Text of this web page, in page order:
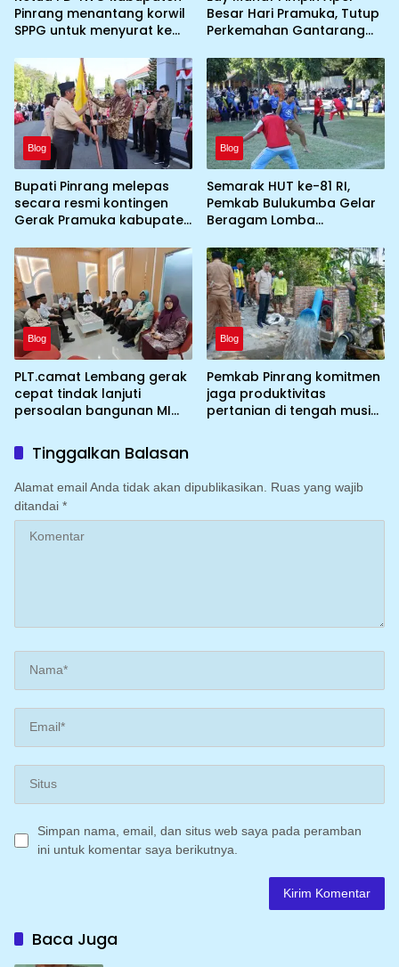
Pinrang menantang korwil
SPPG untuk menyurat ke
yang tidak memenuhi
syarat standar dan
persyaratan teknis
Besar Hari Pramuka, Tutup
Perkemahan Gantarang
Jamnas XII 2026
Blog
Bupati Pinrang melepas
secara resmi kontingen
Gerak Pramuka kabupaten
Nasional ke XII kebumi
perkemahan Cibubur
Blog
Semarak HUT ke-81 RI,
Pemkab Bulukumba Gelar
Beragam Lomba
Olahraga
Blog
PLT.camat Lembang gerak
cepat tindak lanjuti
persoalan bangunan MI
Blog
Pemkab Pinrang komitmen
jaga produktivitas
pertanian di tengah musim
Tinggalkan Balasan
Alamat email Anda tidak akan dipublikasikan.
Ruas yang wajib
ditandai *
Simpan nama, email, dan situs web saya pada peramban
ini untuk komentar saya berikutnya.
Baca Juga